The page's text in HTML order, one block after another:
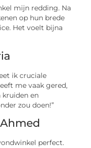
mijn redding. Na
op hun brede
Het voelt bijna
ik cruciale
me vaak gered,
kruiden en
zou doen!”
perfect.